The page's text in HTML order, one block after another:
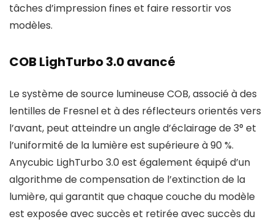
tâches d’impression fines et faire ressortir vos
modèles.
COB LighTurbo 3.0 avancé
Le système de source lumineuse COB, associé à des
lentilles de Fresnel et à des réflecteurs orientés vers
l’avant, peut atteindre un angle d’éclairage de 3° et
l’uniformité de la lumière est supérieure à 90 %.
Anycubic LighTurbo 3.0 est également équipé d’un
algorithme de compensation de l’extinction de la
lumière, qui garantit que chaque couche du modèle
est exposée avec succès et retirée avec succès du